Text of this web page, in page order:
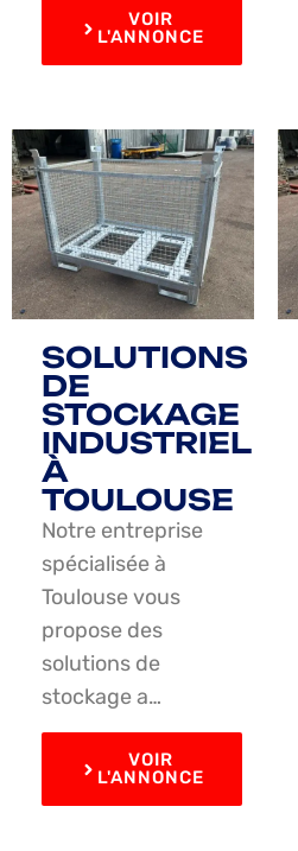
VOIR
L'ANNONCE
SOLUTIONS
DE
STOCKAGE
INDUSTRIEL
À
TOULOUSE
Notre entreprise
spécialisée à
Toulouse vous
propose des
solutions de
stockage a…
VOIR
L'ANNONCE